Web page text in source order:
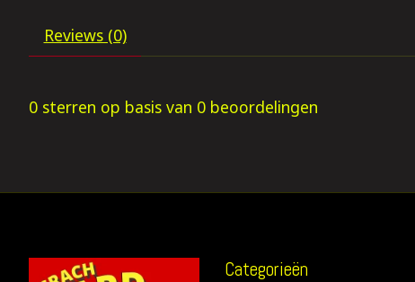
Reviews (0)
0 sterren op basis van 0 beoordelingen
Categorieën